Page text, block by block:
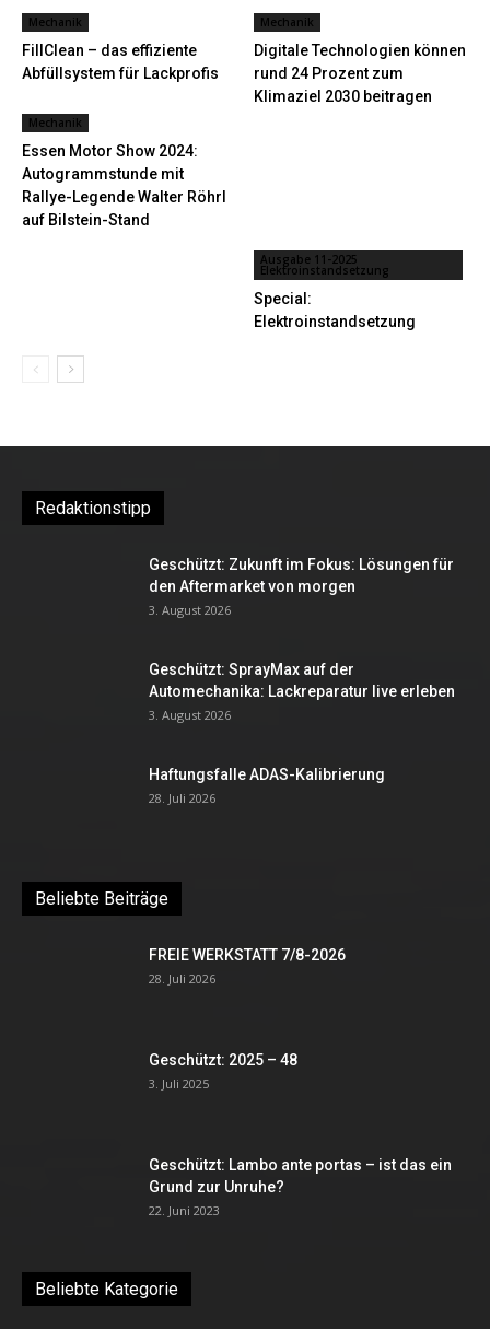
Mechanik
FillClean – das effiziente
Abfüllsystem für Lackprofis
Mechanik
Digitale Technologien können
rund 24 Prozent zum
Klimaziel 2030 beitragen
Mechanik
Essen Motor Show 2024:
Autogrammstunde mit
Rallye-Legende Walter Röhrl
auf Bilstein-Stand
Ausgabe 11-2025
Elektroinstandsetzung
Special:
Elektroinstandsetzung
Redaktionstipp
Geschützt: Zukunft im Fokus: Lösungen für
den Aftermarket von morgen
3. August 2026
Geschützt: SprayMax auf der
Automechanika: Lackreparatur live erleben
3. August 2026
Haftungsfalle ADAS-Kalibrierung
28. Juli 2026
Beliebte Beiträge
FREIE WERKSTATT 7/8-2026
28. Juli 2026
Geschützt: 2025 – 48
3. Juli 2025
Geschützt: Lambo ante portas – ist das ein
Grund zur Unruhe?
22. Juni 2023
Beliebte Kategorie